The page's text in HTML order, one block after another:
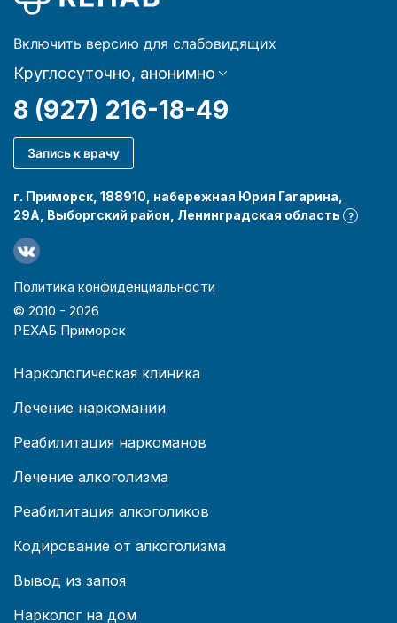
Включить версию для слабовидящих
Круглосуточно, анонимно
8 (927) 216-18-49
Запись к врачу
г. Приморск, 188910, набережная Юрия Гагарина,
29А, Выборгский район, Ленинградская область
?
Политика конфиденциальности
© 2010 - 2026
РЕХАБ Приморск
Наркологическая клиника
Лечение наркомании
Реабилитация наркоманов
Лечение алкоголизма
Реабилитация алкоголиков
Кодирование от алкоголизма
Вывод из запоя
Нарколог на дом